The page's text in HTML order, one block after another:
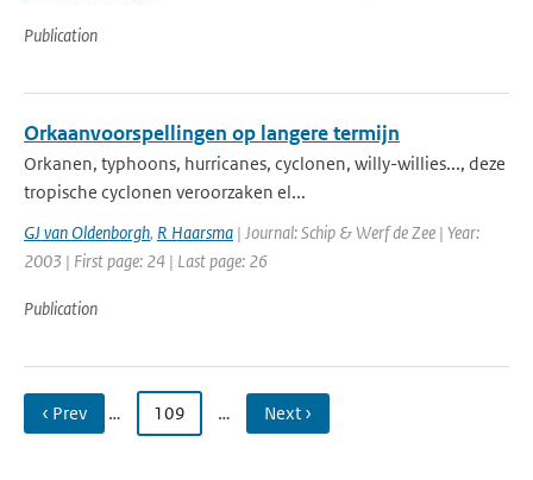
Publication
Orkaanvoorspellingen op langere termijn
Orkanen, typhoons, hurricanes, cyclonen, willy-willies..., deze
tropische cyclonen veroorzaken el...
GJ van Oldenborgh, R Haarsma | Journal: Schip & Werf de Zee | Year:
2003 | First page: 24 | Last page: 26
Publication
‹ Prev … 109 … Next ›